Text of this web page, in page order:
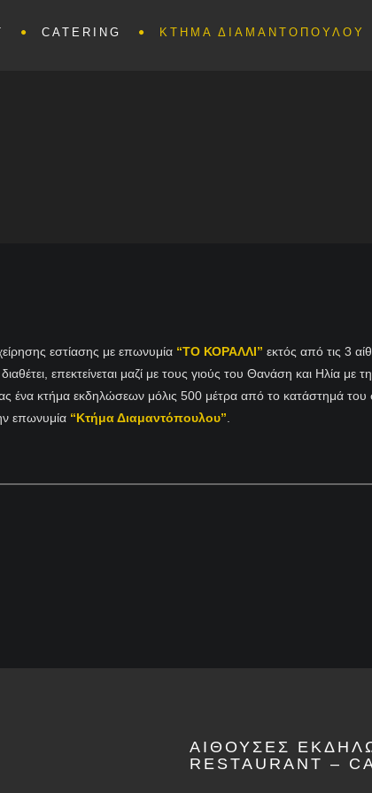
CATERING ΚΤΗΜΑ ΔΙΑΜΑΝΤΟΠΟΥΛΟΥ
εστίασης με επωνυμία “ΤΟ ΚΟΡΑΛΛΙ” εκτός από τις 3
επεκτείνεται μαζί με τους γιούς του Θανάση και Ηλία με
ένα κτήμα εκδηλώσεων μόλις 500 μέτρα από το κατάστημά
επωνυμία “Κτήμα Διαμαντόπουλου”
ΑΙΘΟΥΣΕΣ
RESTAURANT –